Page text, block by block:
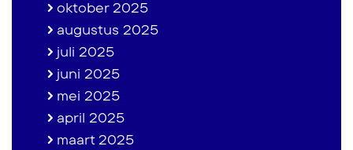
oktober 2025
augustus 2025
juli 2025
juni 2025
mei 2025
april 2025
maart 2025